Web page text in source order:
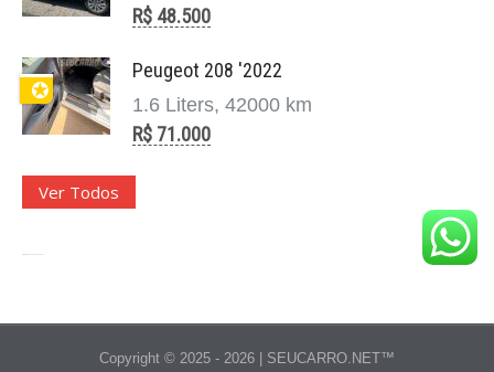
R$ 48.500
✪
Peugeot 208 '2022
1.6 Liters, 42000 km
R$ 71.000
Ver Todos
Copyright © 2025 - 2026 | SEUCARRO.NET™